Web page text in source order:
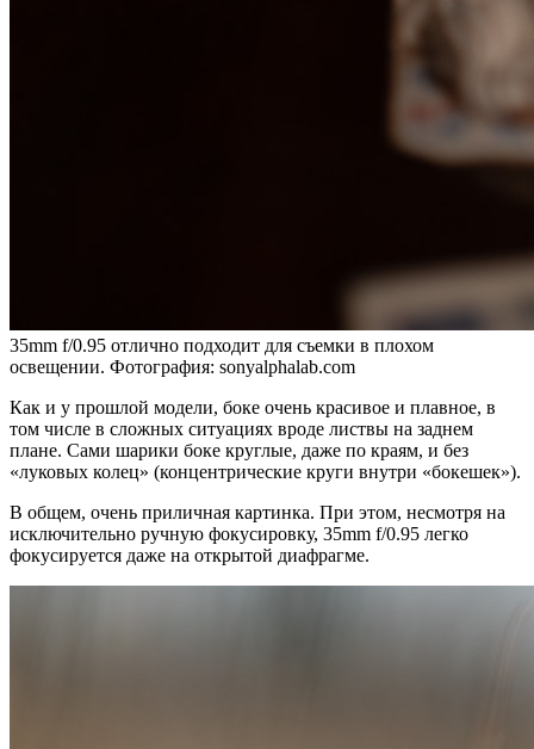
35mm f/0.95 отлично подходит для съемки в плохом
освещении. Фотография: sonyalphalab.com
Как и у прошлой модели, боке очень красивое и плавное, в
том числе в сложных ситуациях вроде листвы на заднем
плане. Сами шарики боке круглые, даже по краям, и без
«луковых колец» (концентрические круги внутри «бокешек»).
В общем, очень приличная картинка. При этом, несмотря на
исключительно ручную фокусировку, 35mm f/0.95 легко
фокусируется даже на открытой диафрагме.